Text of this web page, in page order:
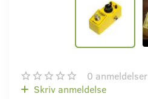
0 anmeldelser
Skriv anmeldelse